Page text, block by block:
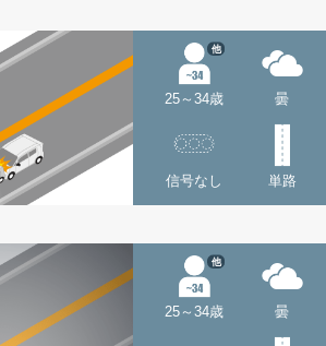
25～34歳
他
曇
信号なし 単路
25～34歳
他
曇